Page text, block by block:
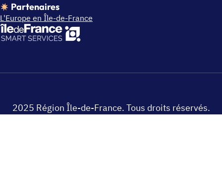
Partenaires
L'Europe en Île-de-France
2025 Région Île-de-France. Tous droits réservés.